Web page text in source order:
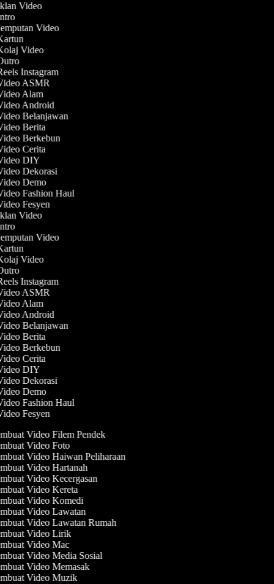
Video
Video
Video
Instagram
ASMR
Alam
Android
Belanjawan
Berita
Berkebun
Cerita
DIY
Dekorasi
Demo
Fashion Haul
Fesyen
Video
Video
Video
Instagram
ASMR
Alam
Android
Belanjawan
Berita
Berkebun
Cerita
DIY
Dekorasi
Demo
Fashion Haul
Fesyen
Video Filem Pendek
Video Foto
Video Haiwan Peliharaan
Video Hartanah
Video Kecergasan
Video Kereta
Video Komedi
Video Lawatan
Video Lawatan Rumah
Video Lirik
Video Mac
Video Media Sosial
Video Memasak
Video Muzik